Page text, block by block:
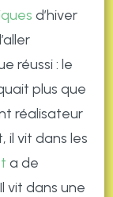
d’hiver
réussi : le
plus que
réalisateur
il vit dans les
a de
vit dans une